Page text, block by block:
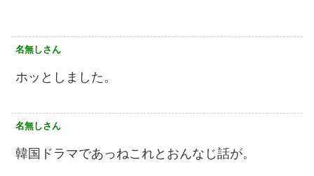
名無しさん
ホッとしました。
名無しさん
韓国ドラマであっねこれとおんなじ話が。